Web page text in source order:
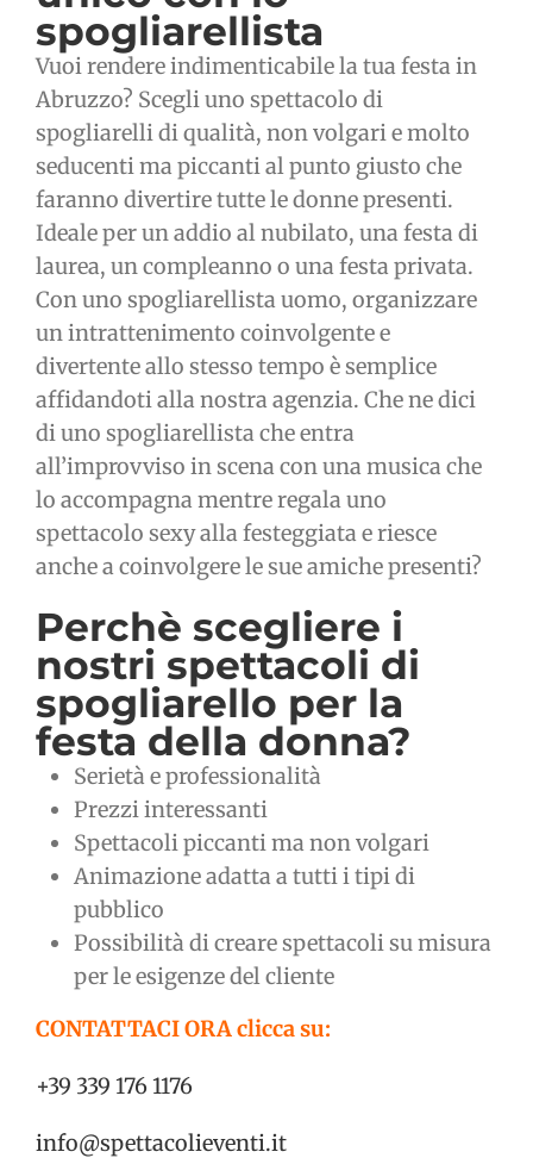
spogliarellista
Vuoi rendere indimenticabile la tua festa in
Abruzzo? Scegli uno spettacolo di
spogliarelli di qualità, non volgari e molto
seducenti ma piccanti al punto giusto che
faranno divertire tutte le donne presenti.
Ideale per un addio al nubilato, una festa di
laurea, un compleanno o una festa privata.
Con uno spogliarellista uomo, organizzare
un intrattenimento coinvolgente e
divertente allo stesso tempo è semplice
affidandoti alla nostra agenzia. Che ne dici
di uno spogliarellista che entra
all’improvviso in scena con una musica che
lo accompagna mentre regala uno
spettacolo sexy alla festeggiata e riesce
anche a coinvolgere le sue amiche presenti?
Perchè scegliere i
nostri spettacoli di
spogliarello per la
festa della donna?
Serietà e professionalità
Prezzi interessanti
Spettacoli piccanti ma non volgari
Animazione adatta a tutti i tipi di
pubblico
Possibilità di creare spettacoli su misura
per le esigenze del cliente
CONTATTACI ORA clicca su:
+39 339 176 1176
info@spettacolieventi.it